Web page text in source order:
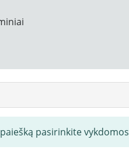
pasirinkite